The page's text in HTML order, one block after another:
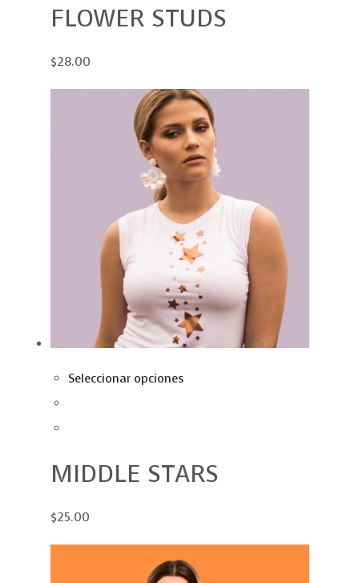
FLOWER STUDS
$28.00
Seleccionar opciones
MIDDLE STARS
$25.00